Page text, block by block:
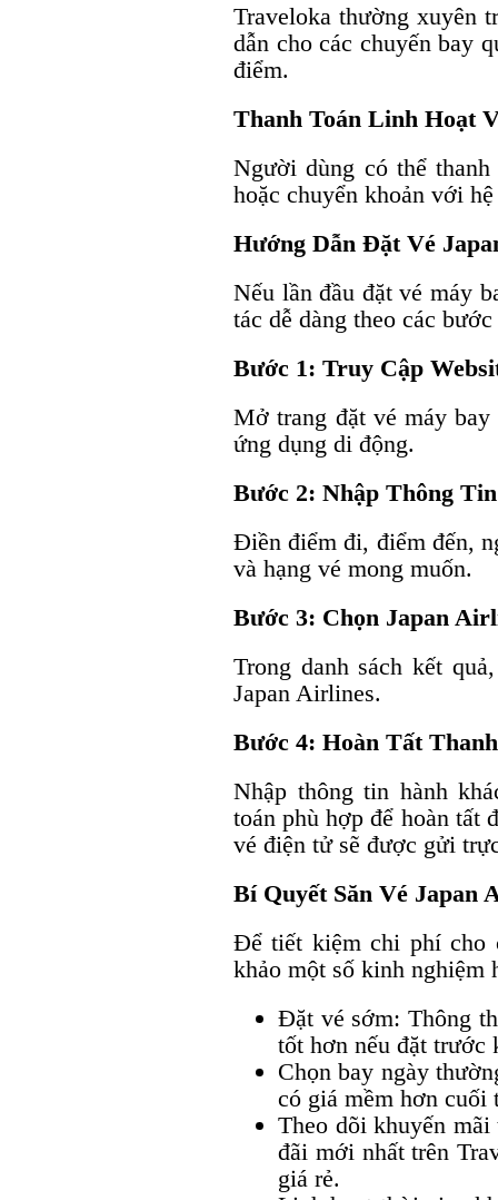
Traveloka thường xuyên
dẫn cho các chuyến bay
điểm.
Thanh Toán Linh Hoạt
Người dùng có thể
hoặc chuyển khoản với
Hướng Dẫn Đặt Vé
Nếu lần đầu đặt vé máy
tác dễ dàng theo các bước
Bước 1: Truy Cập
Mở trang đặt vé máy
ứng dụng di động.
Bước 2: Nhập Thông
Điền điểm đi, điểm đến,
và hạng vé mong muốn.
Bước 3: Chọn Japan
Trong danh sách kết
Japan Airlines.
Bước 4: Hoàn Tất
Nhập thông tin hành
toán phù hợp để hoàn tất
vé điện tử sẽ được gửi
Bí Quyết Săn Vé Japan
Để tiết kiệm chi phí cho
khảo một số kinh nghiệm
Đặt vé sớm: Thông
tốt hơn nếu đặt trước
Chọn bay ngày
có giá mềm hơn cuối
Theo dõi khuyến
đãi mới nhất trên
giá rẻ.